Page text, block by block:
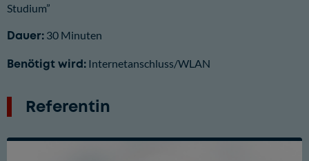
Studium”
Dauer: 30 Minuten
Benötigt wird: Internetanschluss/WLAN
Referentin